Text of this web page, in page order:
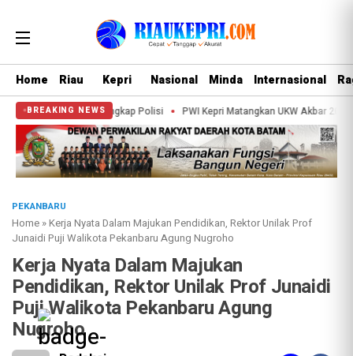
Home Riau Kepri Nasional Minda Internasional
BREAKING NEWS
Semunai Ditangkap Polisi PWI Kepri Matangkan UKW Akbar 2026 Gratis:
PEKANBARU
Home »Kerja Nyata Dalam Majukan Pendidikan, Rektor Unilak Prof
Junaidi Puji Walikota Pekanbaru Agung Nugroho
Kerja Nyata Dalam Majukan
Pendidikan, Rektor Unilak Prof Junaidi
Puji Walikota Pekanbaru Agung
Nugroho